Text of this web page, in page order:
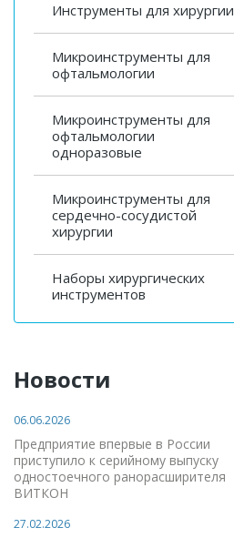
Инструменты для хирургии
Микроинструменты для
офтальмологии
Микроинструменты для
офтальмологии
одноразовые
Микроинструменты для
сердечно-сосудистой
хирургии
Наборы хирургических
инструментов
Новости
06.06.2026
Предприятие впервые в России
приступило к серийному выпуску
одностоечного ранорасширителя
ВИТКОН
27.02.2026